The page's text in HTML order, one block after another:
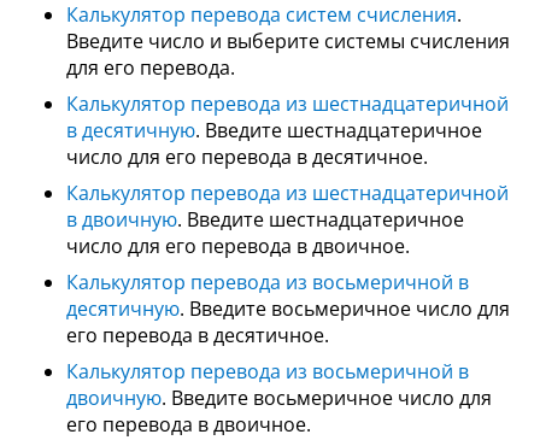
Калькулятор перевода систем счисления.
Введите число и выберите системы счисления
для его перевода.
Калькулятор перевода из шестнадцатеричной
в десятичную. Введите шестнадцатеричное
число для его перевода в десятичное.
Калькулятор перевода из шестнадцатеричной
в двоичную. Введите шестнадцатеричное
число для его перевода в двоичное.
Калькулятор перевода из восьмеричной в
десятичную. Введите восьмеричное число для
его перевода в десятичное.
Калькулятор перевода из восьмеричной в
двоичную. Введите восьмеричное число для
его перевода в двоичное.